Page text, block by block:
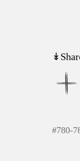
#780-